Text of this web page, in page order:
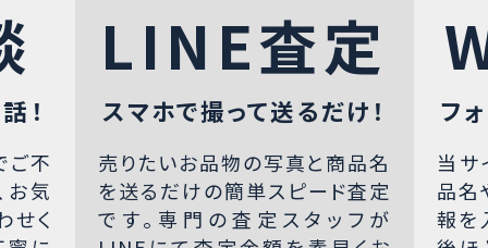
！
ご不
お気
せく
LINE査定
スマホで撮って送るだけ！
売りたいお品物の写真と商品名
を送るだけの簡単スピード査定
です。専門の査定スタッフが
フ
当サ
品名
報を